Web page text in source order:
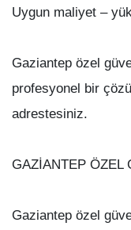
Uygun maliyet –
Gaziantep özel
profesyonel bir
adrestesiniz.
GAZİANTEP ÖZEL
Gaziantep özel